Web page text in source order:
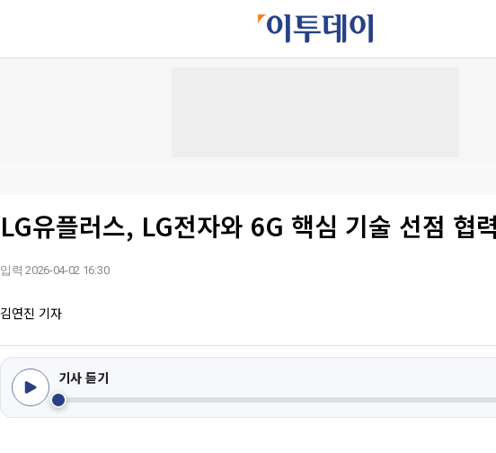
LG유플러스, LG전자와 6G 핵심 기술 선점 협력
입력 2026-04-02 16:30
김연진 기자
기사 듣기